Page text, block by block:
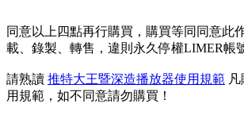
同意以上四點再行購買，購買等同同意此
載、錄製、轉售，違則永久停權LIMER帳
請熟讀 推特大王暨深造播放器使用規範
用規範，如不同意請勿購買！